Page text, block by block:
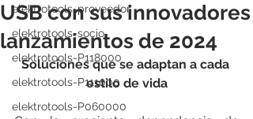
elektrotools-proveedor
elektrotools-socio
elektrotools-P118000
elektrotools-P111000
elektrotools-P060000
USB con sus innovadores
lanzamientos de 2024
Soluciones que se adaptan a cada
estilo de vida